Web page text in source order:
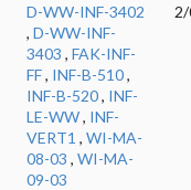
D-WW-INF-3402
, D-WW-INF-
3403 , FAK-INF-
FF, INF-B-510,
INF-B-520, INF-
LE-WW, INF-
VERT1 , WI-MA-
08-03 , WI-MA-
09-03